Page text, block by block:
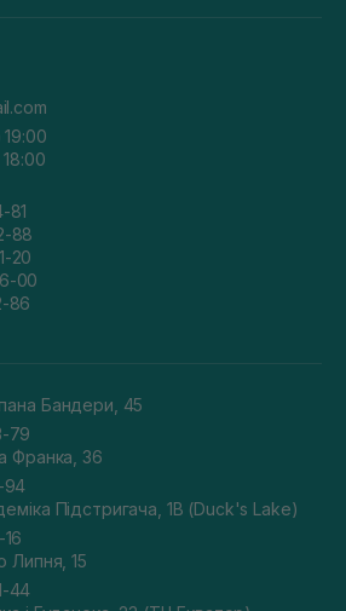
81
88
20
00
86
Бандери, 45
79
Франка, 36
94
Підстригача, 1В (Duck's Lake)
Липня, 15
44